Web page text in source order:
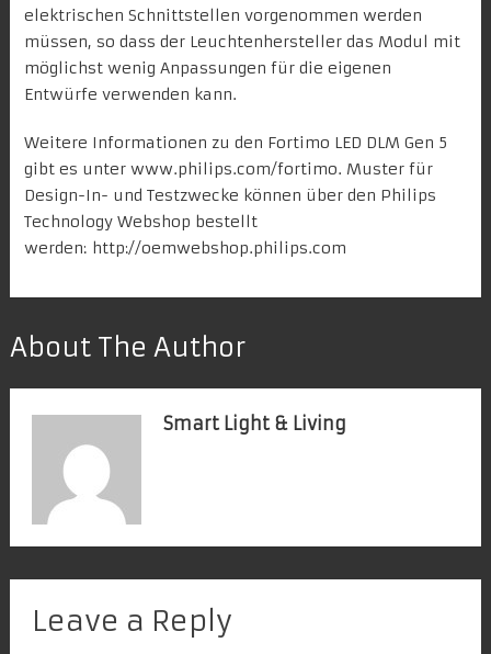
elektrischen Schnittstellen vorgenommen werden
müssen, so dass der Leuchtenhersteller das Modul mit
möglichst wenig Anpassungen für die eigenen
Entwürfe verwenden kann.
Weitere Informationen zu den Fortimo LED DLM Gen 5
gibt es unter www.philips.com/fortimo. Muster für
Design-In- und Testzwecke können über den Philips
Technology Webshop bestellt
werden: http://oemwebshop.philips.com
About The Author
Smart Light & Living
Leave a Reply